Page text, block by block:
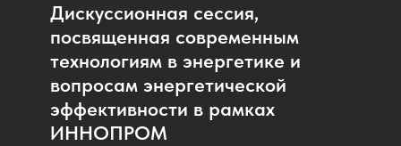
Дискуссионная сессия,
посвященная современным
технологиям в энергетике и
вопросам энергетической
эффективности в рамках
ИННОПРОМ